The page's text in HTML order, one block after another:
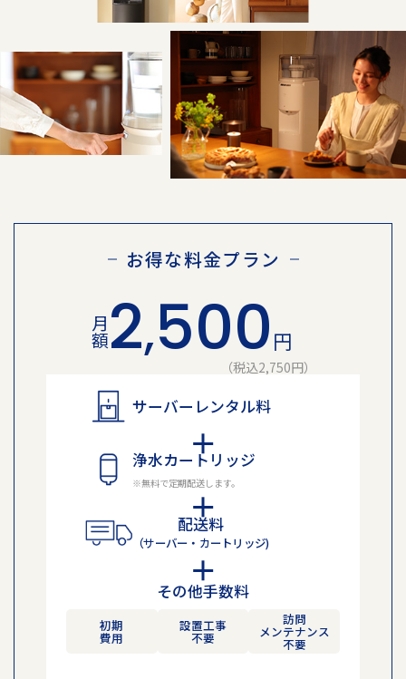
お得な料金プラン
月額2,500 円
（税込2,750円）
サーバーレンタル料
浄水カートリッジ
※無料で定期配送します。
配送料
（サーバー・カートリッジ)
その他手数料
初期
費用
設置工事
不要
訪問
メンテナンス
不要